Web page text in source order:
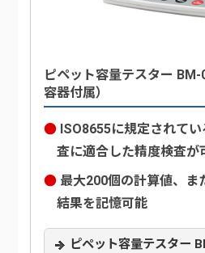
ピペット容量テスター
容器付属）
ISO8655に規定されて
査に適合した精度検査が
最大200個の計算値、ま
結果を記憶可能
ピペット容量テスター